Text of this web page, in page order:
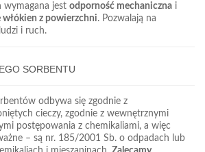
jest odporność mechaniczna i
z powierzchni. Pozwalają na
i ruch.
SORBENTU
odbywa się zgodnie z
cieczy, zgodnie z wewnętrznymi
postępowania z chemikaliami, a więc
– są nr. 185/2001 Sb. o odpadach lub